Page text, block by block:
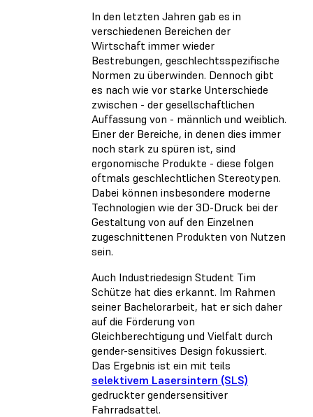
In den letzten Jahren gab es in
verschiedenen Bereichen der
Wirtschaft immer wieder
Bestrebungen, geschlechtsspezifische
Normen zu überwinden. Dennoch gibt
es nach wie vor starke Unterschiede
zwischen - der gesellschaftlichen
Auffassung von - männlich und weiblich.
Einer der Bereiche, in denen dies immer
noch stark zu spüren ist, sind
ergonomische Produkte - diese folgen
oftmals geschlechtlichen Stereotypen.
Dabei können insbesondere moderne
Technologien wie der 3D-Druck bei der
Gestaltung von auf den Einzelnen
zugeschnittenen Produkten von Nutzen
sein.
Auch Industriedesign Student Tim
Schütze hat dies erkannt. Im Rahmen
seiner Bachelorarbeit, hat er sich daher
auf die Förderung von
Gleichberechtigung und Vielfalt durch
gender-sensitives Design fokussiert.
Das Ergebnis ist ein mit teils
selektivem Lasersintern (SLS)
gedruckter gendersensitiver
Fahrradsattel.